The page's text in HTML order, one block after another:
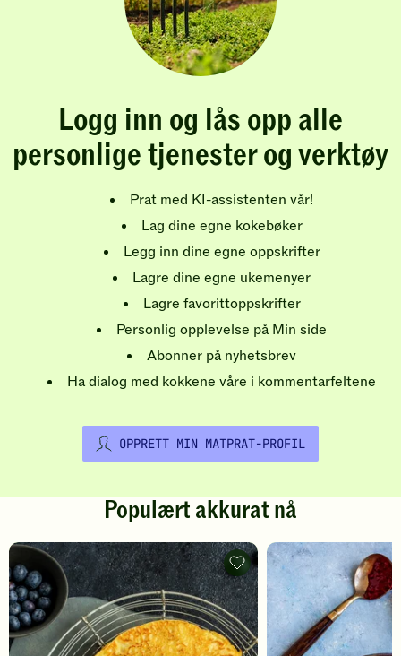
Logg inn og lås opp alle
personlige tjenester og verktøy
Prat med KI-assistenten vår!
Lag dine egne kokebøker
Legg inn dine egne oppskrifter
Lagre dine egne ukemenyer
Lagre favorittoppskrifter
Personlig opplevelse på Min side
Abonner på nyhetsbrev
Ha dialog med kokkene våre i kommentarfeltene
OPPRETT MIN MATPRAT-PROFIL
Populært akkurat nå
Pannekaker
-
legg
til
favoritter